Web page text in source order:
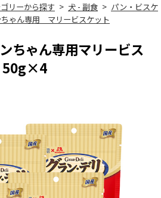
リーから探す > 犬 - 副食 > パン・ビスケ
ゃん専用 マリービスケット
ちゃん専用マリービス
50g×4